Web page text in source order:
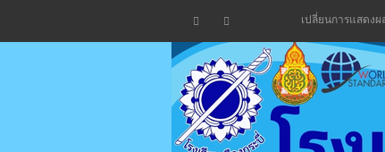
เปลี่ยนการแสดงผ
โรงเรี